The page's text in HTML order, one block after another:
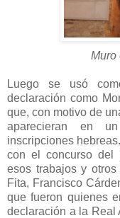
Muro
Luego se usó
declaración como
que, con motivo de
aparecieran en
inscripciones
con el concurso del
esos trabajos y
Fita, Francisco
que fueron quienes
declaración a la Real